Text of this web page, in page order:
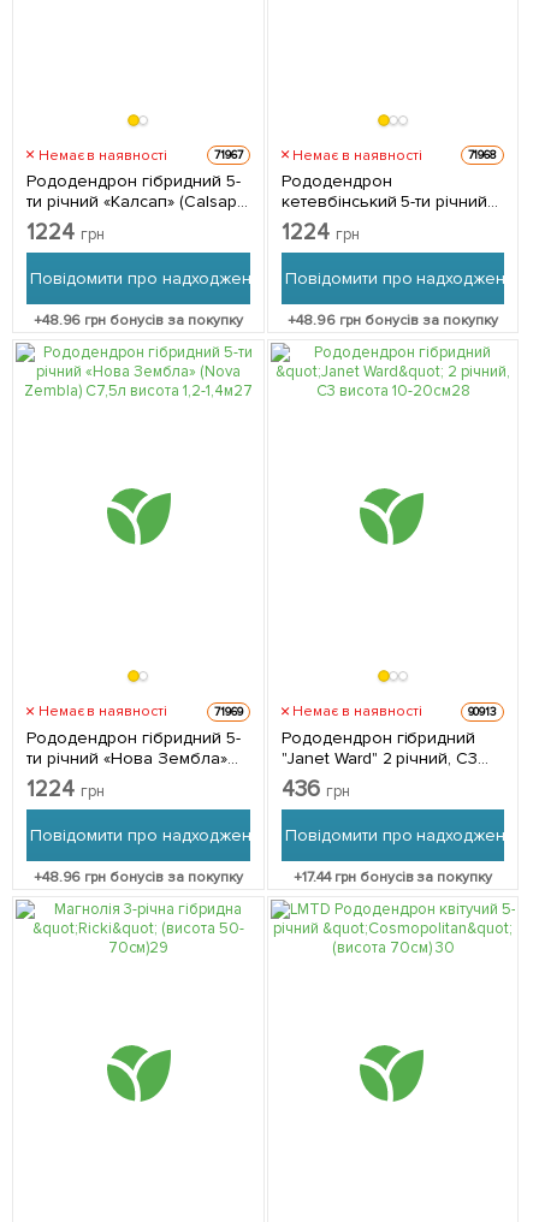
Немає в наявності 71967
Рододендрон гібридний 5-
ти річний «Калсап» (Calsap)
С7,5л 1 саджанець в
упаковці
1224 грн
Повідомити про надходження
+48.96 грн бонусів за покупку
Немає в наявності 71968
Рододендрон
кетевбінський 5-ти річний
"Розеум Елеганс" (Roseum
Elegans) С7,5л висота 1,2-
1224 грн
Повідомити про надходження
+48.96 грн бонусів за покупку
Немає в наявності 71969
Рододендрон гібридний 5-
ти річний «Нова Зембла»
(Nova Zembla) С7,5л висота
1,2-1,4м 1 саджанець в
1224 грн
Повідомити про надходження
+48.96 грн бонусів за покупку
Немає в наявності 90913
Рододендрон гібридний
"Janet Ward" 2 річний, С3
висота 10-20см 1 саджанець
в упаковці
436 грн
Повідомити про надходження
+17.44грн бонусів за покупку